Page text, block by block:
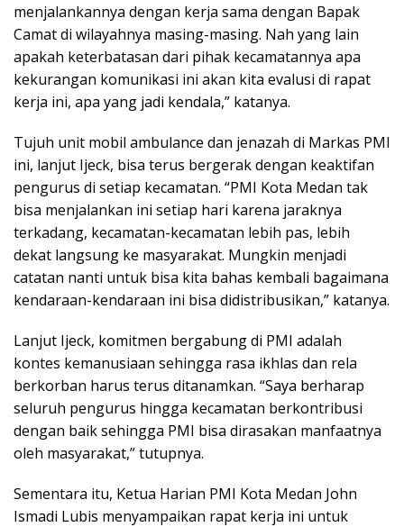
menjalankannya dengan kerja sama dengan Bapak
Camat di wilayahnya masing-masing. Nah yang lain
apakah keterbatasan dari pihak kecamatannya apa
kekurangan komunikasi ini akan kita evalusi di rapat
kerja ini, apa yang jadi kendala,” katanya.
Tujuh unit mobil ambulance dan jenazah di Markas PMI
ini, lanjut Ijeck, bisa terus bergerak dengan keaktifan
pengurus di setiap kecamatan. “PMI Kota Medan tak
bisa menjalankan ini setiap hari karena jaraknya
terkadang, kecamatan-kecamatan lebih pas, lebih
dekat langsung ke masyarakat. Mungkin menjadi
catatan nanti untuk bisa kita bahas kembali bagaimana
kendaraan-kendaraan ini bisa didistribusikan,” katanya.
Lanjut Ijeck, komitmen bergabung di PMI adalah
kontes kemanusiaan sehingga rasa ikhlas dan rela
berkorban harus terus ditanamkan. “Saya berharap
seluruh pengurus hingga kecamatan berkontribusi
dengan baik sehingga PMI bisa dirasakan manfaatnya
oleh masyarakat,” tutupnya.
Sementara itu, Ketua Harian PMI Kota Medan John
Ismadi Lubis menyampaikan rapat kerja ini untuk